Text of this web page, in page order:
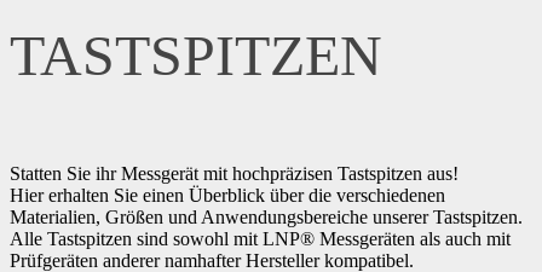
TASTSPITZEN
Statten Sie ihr Messgerät mit hochpräzisen Tastspitzen aus!
Hier erhalten Sie einen Überblick über die verschiedenen
Materialien, Größen und Anwendungsbereiche unserer Tastspitzen.
Alle Tastspitzen sind sowohl mit LNP® Messgeräten als auch mit
Prüfgeräten anderer namhafter Hersteller kompatibel.